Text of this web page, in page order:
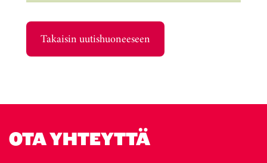
Takaisin uutishuoneeseen
OTA YHTEYTTÄ